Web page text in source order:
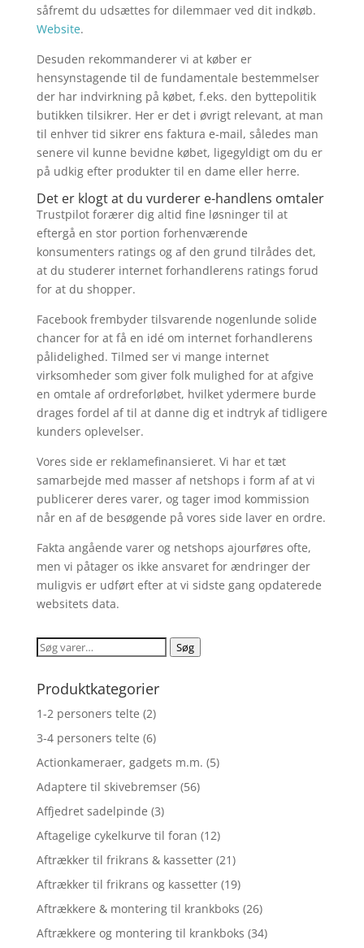
såfremt du udsættes for dilemmaer ved dit indkøb.
Website.
Desuden rekommanderer vi at køber er
hensynstagende til de fundamentale bestemmelser
der har indvirkning på købet, f.eks. den byttepolitik
butikken tilsikrer. Her er det i øvrigt relevant, at man
til enhver tid sikrer ens faktura e-mail, således man
senere vil kunne bevidne købet, ligegyldigt om du er
på udkig efter produkter til en dame eller herre.
Det er klogt at du vurderer e-handlens omtaler
Trustpilot forærer dig altid fine løsninger til at
eftergå en stor portion forhenværende
konsumenters ratings og af den grund tilrådes det,
at du studerer internet forhandlerens ratings forud
for at du shopper.
Facebook frembyder tilsvarende nogenlunde solide
chancer for at få en idé om internet forhandlerens
pålidelighed. Tilmed ser vi mange internet
virksomheder som giver folk mulighed for at afgive
en omtale af ordreforløbet, hvilket ydermere burde
drages fordel af til at danne dig et indtryk af tidligere
kunders oplevelser.
Vores side er reklamefinansieret. Vi har et tæt
samarbejde med masser af netshops i form af at vi
publicerer deres varer, og tager imod kommission
når en af de besøgende på vores side laver en ordre.
Fakta angående varer og netshops ajourføres ofte,
men vi påtager os ikke ansvaret for ændringer der
muligvis er udført efter at vi sidste gang opdaterede
websitets data.
Søg
Søg
Produktkategorier
1-2 personers telte (2)
3-4 personers telte (6)
Actionkameraer, gadgets m.m. (5)
Adaptere til skivebremser (56)
Affjedret sadelpinde (3)
Aftagelige cykelkurve til foran (12)
Aftrækker til frikrans & kassetter (21)
Aftrækker til frikrans og kassetter (19)
Aftrækkere & montering til krankboks (26)
Aftrækkere og montering til krankboks (34)